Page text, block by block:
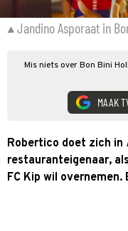
Jandino Asporaat in
Mis niets over Bon Bini
MAAK
Robertico doet zich in
restauranteigenaar,
FC Kip wil